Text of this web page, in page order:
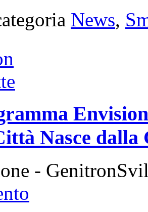
News,
Nasce dalla
-